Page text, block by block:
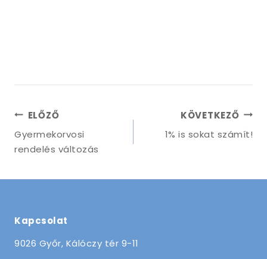
ELŐZŐ
Gyermekorvosi
rendelés változás
KÖVETKEZŐ
1% is sokat számít!
Kapcsolat
9026 Győr, Kálóczy tér 9-11